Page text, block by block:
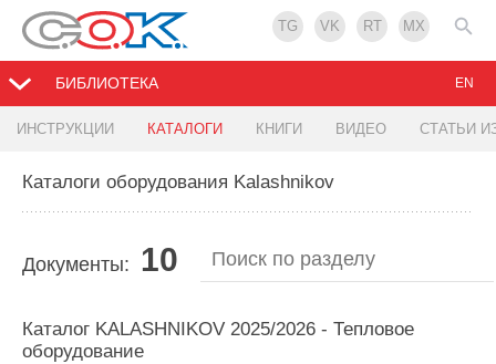
TG VK RT MX
БИБЛИОТЕКА
ИНСТРУКЦИИ КАТАЛОГИ КНИГИ ВИДЕО СТАТЬИ
EN
Каталоги оборудования Kalashnikov
Документы: 10
Каталог KALASHNIKOV 2025/2026 - Тепловое
оборудование